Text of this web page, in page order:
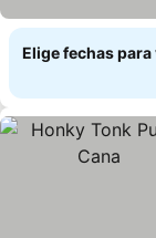
Elige fechas